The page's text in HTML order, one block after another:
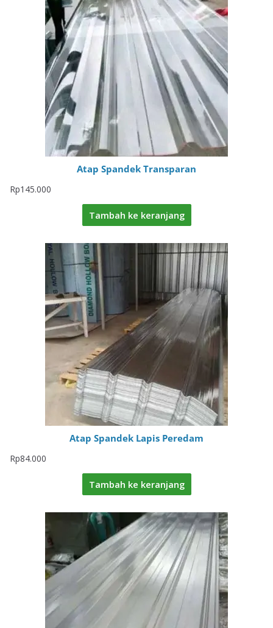
Atap Spandek Transparan
Rp145.000
Tambah ke keranjang
Atap Spandek Lapis Peredam
Rp84.000
Tambah ke keranjang